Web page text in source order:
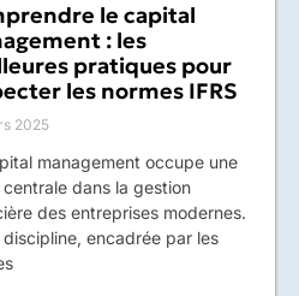
le capital
: les
pratiques pour
les normes IFRS
2025
management occupe une
dans la gestion
des entreprises modernes.
encadrée par les